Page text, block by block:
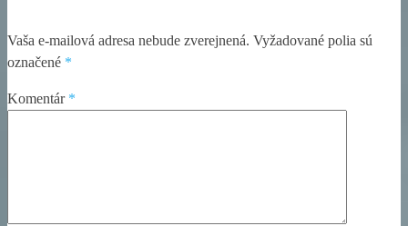
Vaša e-mailová adresa nebude zverejnená. Vyžadované polia sú
označené *
Komentár *